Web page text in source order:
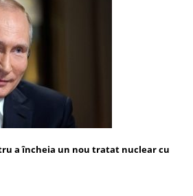
a încheia un nou tratat nuclear cu